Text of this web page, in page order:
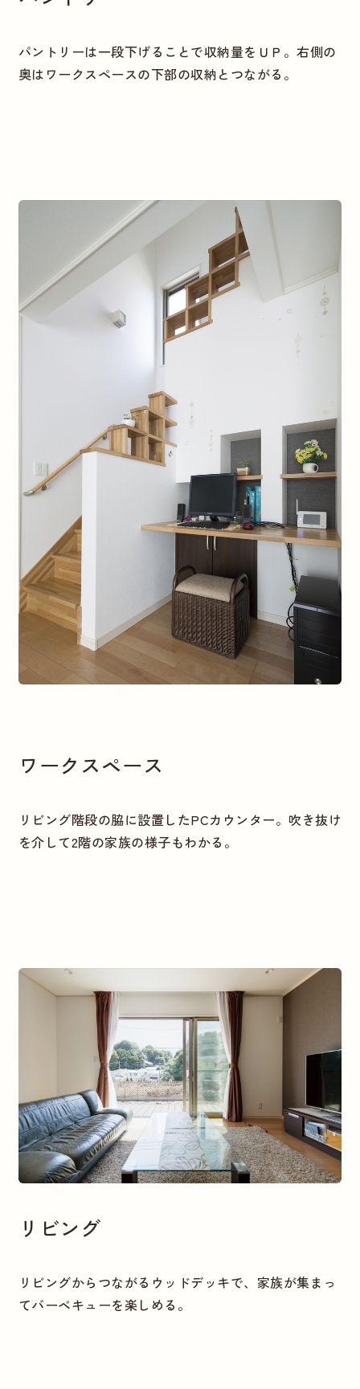
パントリーは一段下げることで収納量をＵＰ。右側の
奥はワークスペースの下部の収納とつながる。
ワークスペース
リビング階段の脇に設置したPCカウンター。吹き抜け
を介して2階の家族の様子もわかる。
リビング
リビングからつながるウッドデッキで、家族が集まっ
てバーベキューを楽しめる。